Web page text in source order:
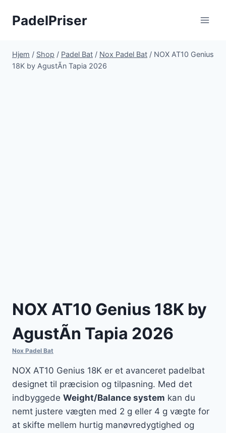
PadelPriser
Hjem / Shop / Padel Bat / Nox Padel Bat / NOX AT10 Genius
18K by AgustÃ­n Tapia 2026
NOX AT10 Genius 18K by
AgustÃ­n Tapia 2026
Nox Padel Bat
NOX AT10 Genius 18K er et avanceret padelbat
designet til præcision og tilpasning. Med det
indbyggede Weight/Balance system kan du
nemt justere vægten med 2 g eller 4 g vægte for
at skifte mellem hurtig manøvredygtighed og